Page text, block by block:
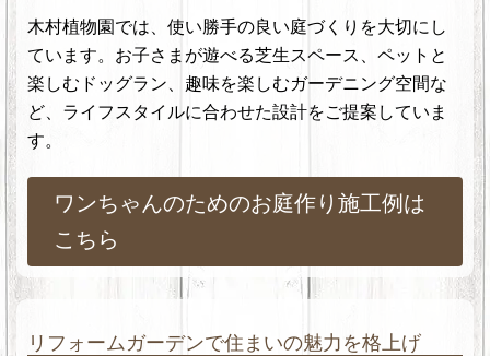
木村植物園では、使い勝手の良い庭づくりを大切にし
ています。お子さまが遊べる芝生スペース、ペットと
楽しむドッグラン、趣味を楽しむガーデニング空間な
ど、ライフスタイルに合わせた設計をご提案していま
す。
ワンちゃんのためのお庭作り施工例は
こちら
リフォームガーデンで住まいの魅力を格上げ